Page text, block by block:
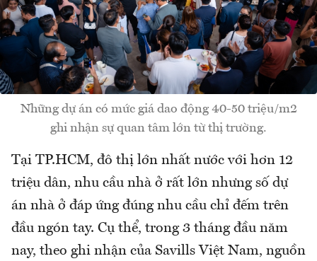
Những dự án có mức giá dao động 40-50 triệu/m2
ghi nhận sự quan tâm lớn từ thị trường.
Tại TP.HCM, đô thị lớn nhất nước với hơn 12
triệu dân, nhu cầu nhà ở rất lớn nhưng số dự
án nhà ở đáp ứng đúng nhu cầu chỉ đếm trên
đầu ngón tay. Cụ thể, trong 3 tháng đầu năm
nay, theo ghi nhận của Savills Việt Nam, nguồn